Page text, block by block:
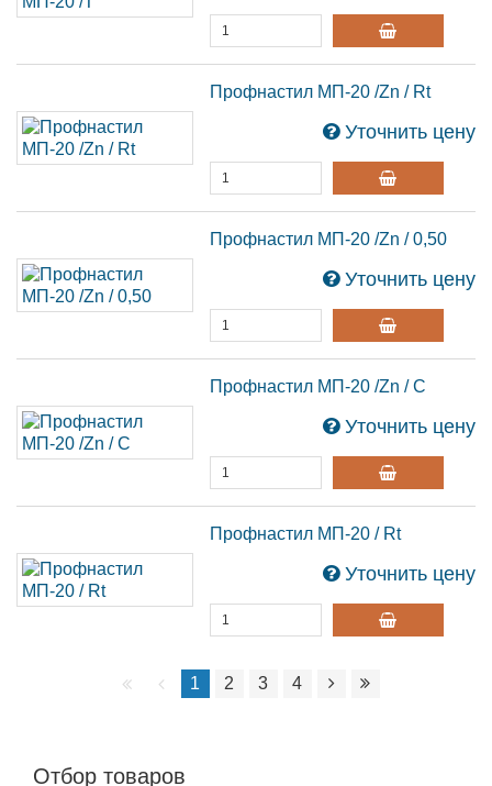
Отбор товаров
Профнастил МП-20 /Zn / Rt
Уточнить цену
Профнастил МП-20 /Zn / 0,50
Уточнить цену
Профнастил МП-20 /Zn / С
Уточнить цену
Профнастил МП-20 / Rt
Уточнить цену
1 2 3 4